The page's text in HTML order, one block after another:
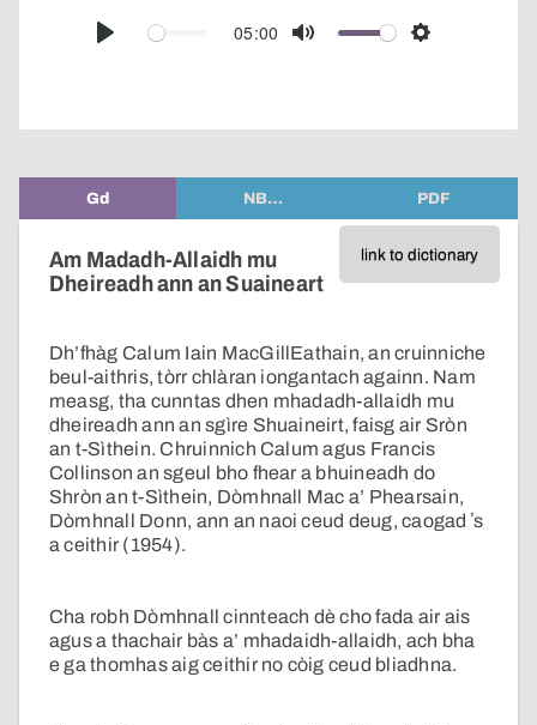
Play
05:00
Mute Settings
Gd NB… PDF
link to dictionary
Am Madadh-Allaidh mu
Dheireadh ann an Suaineart
Dh’fhàg Calum Iain MacGillEathain, an cruinniche
beul-aithris, tòrr chlàran iongantach againn. Nam
measg, tha cunntas dhen mhadadh-allaidh mu
dheireadh ann an sgìre Shuaineirt, faisg air Sròn
an t-Sìthein. Chruinnich Calum agus Francis
Collinson an sgeul bho fhear a bhuineadh do
Shròn an t-Sìthein, Dòmhnall Mac a’ Phearsain,
Dòmhnall Donn, ann an naoi ceud deug, caogad ʼs
a ceithir (1954).
Cha robh Dòmhnall cinnteach dè cho fada air ais
agus a thachair bàs a’ mhadaidh-allaidh, ach bha
e ga thomhas aig ceithir no còig ceud bliadhna.